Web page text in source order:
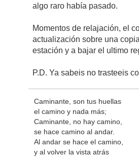
algo raro había pasado.
Momentos de relajación, el
actualización sobre una
estación y a bajar el ultimo
P.D. Ya sabeis no trasteeis
Caminante, son tus huellas
el camino y nada más;
Caminante, no hay camino,
se hace camino al andar.
Al andar se hace el camino,
y al volver la vista atrás